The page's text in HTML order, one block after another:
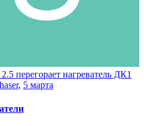
перегорает нагреватель ДК1
, 5 марта